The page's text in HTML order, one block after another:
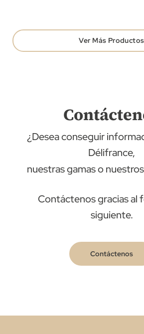
Ver Más Productos
¿Desea conseguir
Délifrance,
nuestras gamas o
Contáctenos gracias al
siguiente.
Contáctenos